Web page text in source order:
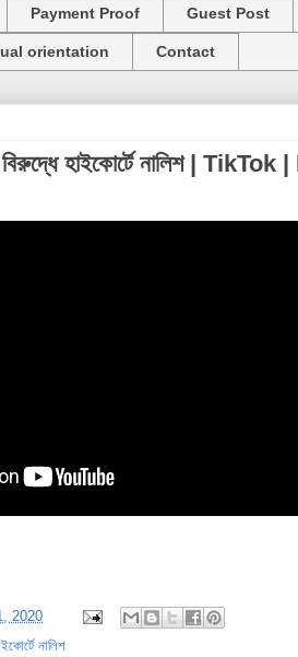
Payment Proof Guest Post
orientation Contact
হাইকোর্টে নালিশ |
2020
নালিশ